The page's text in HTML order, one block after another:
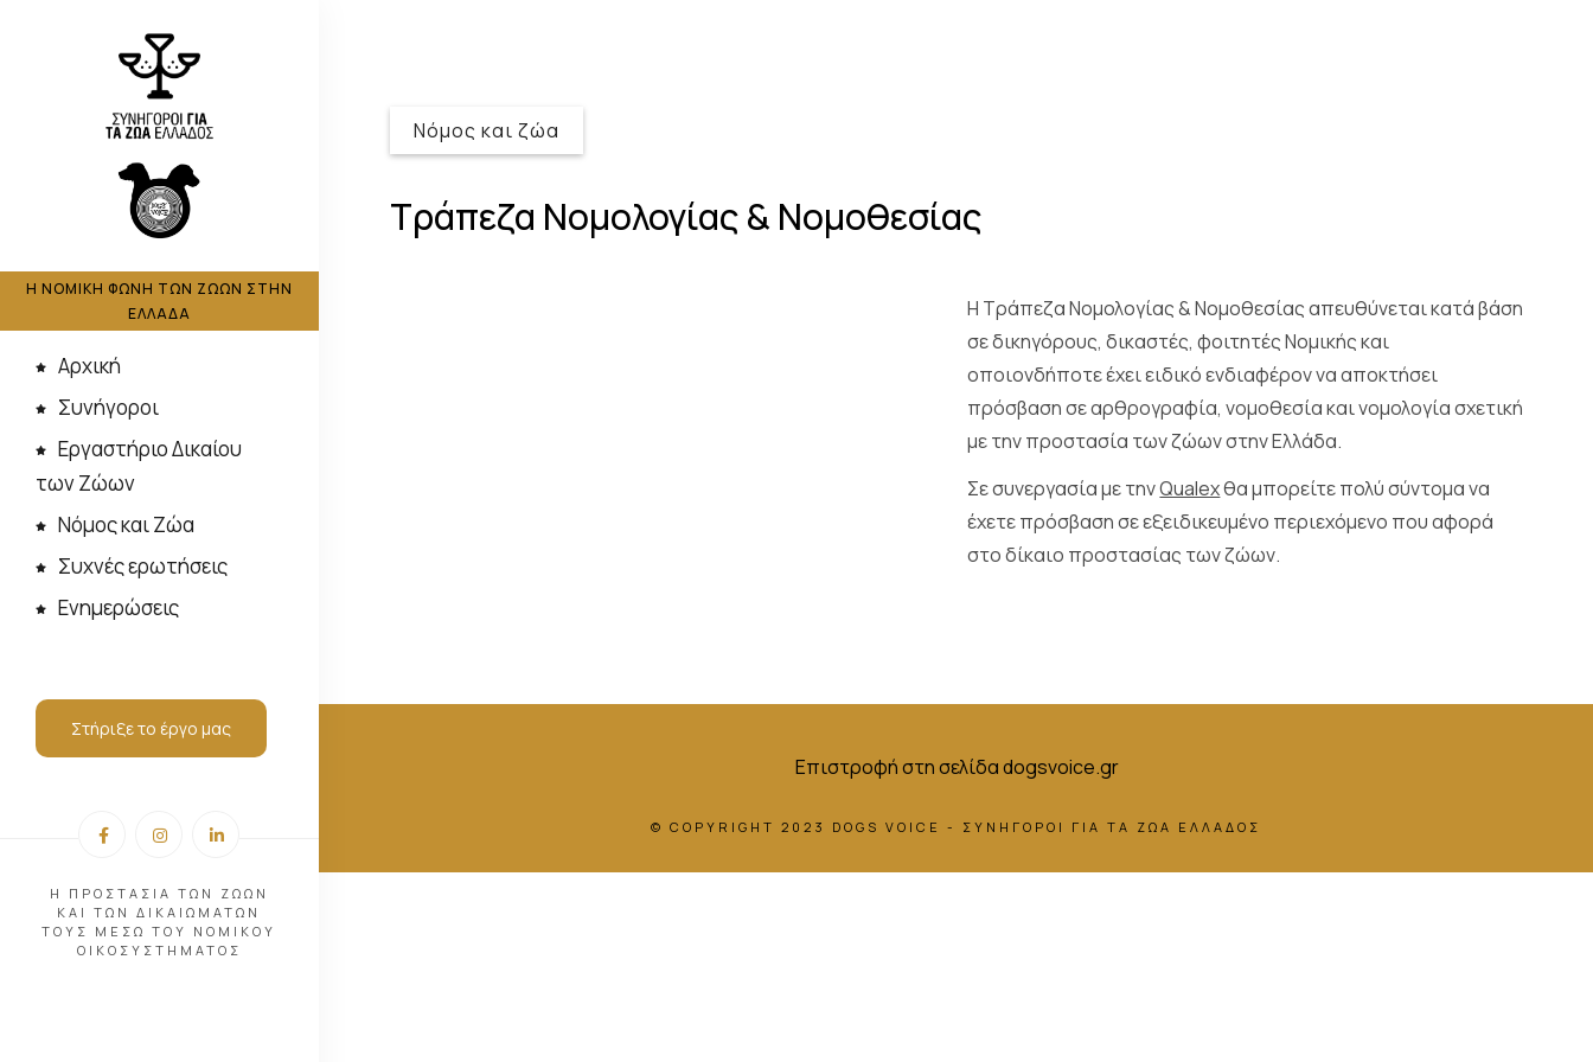
Η ΝΟΜΙΚΗ ΦΩΝΗ ΤΩΝ ΖΩΩΝ ΣΤΗΝ
ΕΛΛΑΔΑ
Αρχική
Συνήγοροι
Εργαστήριο Δικαίου
των Ζώων
Νόμος και Ζώα
Συχνές ερωτήσεις
Ενημερώσεις
Στήριξε το έργο μας
Η ΠΡΟΣΤΑΣΙΑ ΤΩΝ ΖΩΩΝ
ΚΑΙ ΤΩΝ ΔΙΚΑΙΩΜΑΤΩΝ
ΤΟΥΣ ΜΕΣΩ ΤΟΥ ΝΟΜΙΚΟΥ
ΟΙΚΟΣΥΣΤΗΜΑΤΟΣ
Νόμος και ζώα
Τράπεζα Νομολογίας & Νομοθεσίας
Η Τράπεζα Νομολογίας & Νομοθεσίας απευθύνεται κατά βάση
σε δικηγόρους, δικαστές, φοιτητές Νομικής και
οποιονδήποτε έχει ειδικό ενδιαφέρον να αποκτήσει
πρόσβαση σε αρθρογραφία, νομοθεσία και νομολογία σχετική
με την προστασία των ζώων στην Ελλάδα.
Σε συνεργασία με τηνQualexθα μπορείτε πολύ σύντομα να
έχετε πρόσβαση σε εξειδικευμένο περιεχόμενο που αφορά
στο δίκαιο προστασίας των ζώων.
Επιστροφή στη σελίδα dogsvoice.gr
© COPYRIGHT 2023 DOGS VOICE - ΣΥΝΗΓΟΡΟΙ ΓΙΑ ΤΑ ΖΩΑ ΕΛΛΑΔΟΣ